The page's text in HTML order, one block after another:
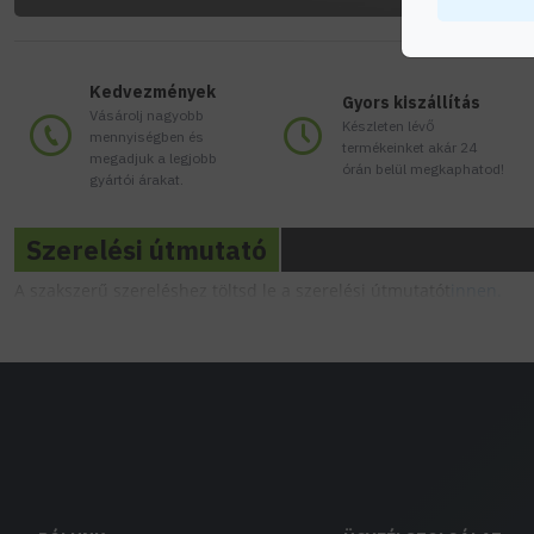
Kedvezmények
Vásárolj nagyobb
mennyiségben és
megadjuk a legjobb
gyártói árakat.
Gyors kiszállítás
Készleten lévő
termékeinket akár 24
órán belül megkaphatod!
Szerelési útmutató